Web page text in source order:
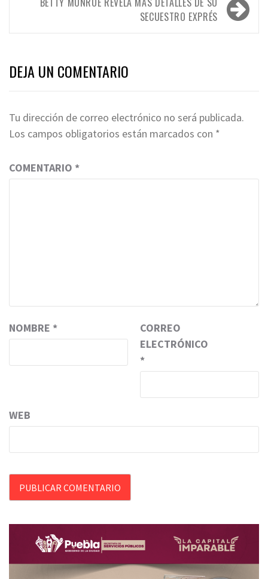
entradas
SECUESTRO EXPRÉS
DEJA UN COMENTARIO
Tu dirección de correo electrónico no será publicada.
Los campos obligatorios están marcados con *
COMENTARIO *
NOMBRE *
CORREO
ELECTRÓNICO
*
WEB